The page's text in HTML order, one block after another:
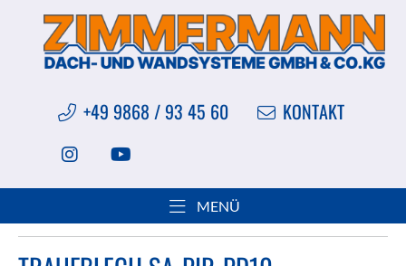
+49 9868 / 93 45 60 KONTAKT
MENÜ
Sie sind hier: Produkte
Kantteile
Sandwichelemente Dach
Traufblech SA-PIR-PD10